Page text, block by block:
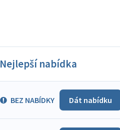
Nejlepší nabídka
BEZ NABÍDKY Dát nabídku